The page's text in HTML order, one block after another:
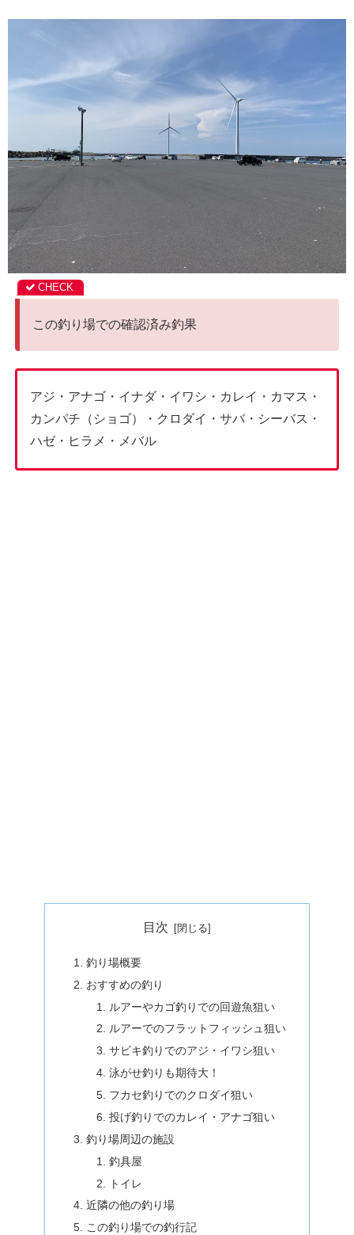
この釣り場での確認済み釣果
アジ・アナゴ・イナダ・イワシ・カレイ・カマス・
カンパチ（ショゴ）・クロダイ・サバ・シーバス・
ハゼ・ヒラメ・メバル
目次
釣り場概要
おすすめの釣り
ルアーやカゴ釣りでの回遊魚狙い
ルアーでのフラットフィッシュ狙い
サビキ釣りでのアジ・イワシ狙い
泳がせ釣りも期待大！
フカセ釣りでのクロダイ狙い
投げ釣りでのカレイ・アナゴ狙い
釣り場周辺の施設
釣具屋
トイレ
近隣の他の釣り場
この釣り場での釣行記